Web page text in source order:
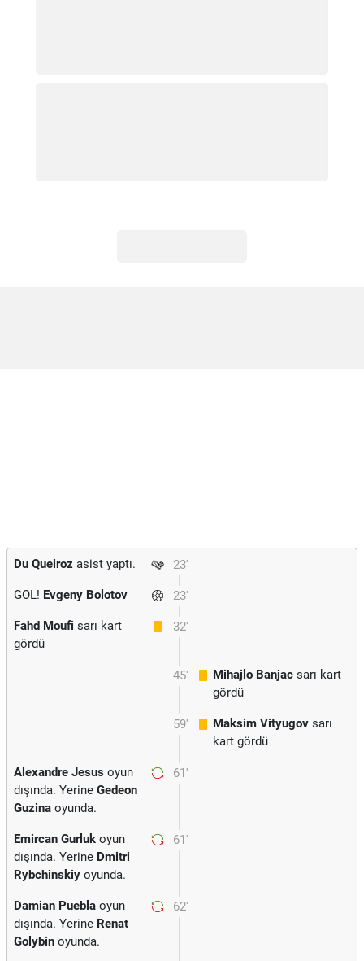
23'
Du Queiroz asist yaptı.
23'
GOL! Evgeny Bolotov
32'
Fahd Moufi sarı kart
gördü
45' Mihajlo Banjac sarı kart
gördü
59' Maksim Vityugov sarı
kart gördü
61'
Alexandre Jesus oyun
dışında. Yerine Gedeon
Guzina oyunda.
61'
Emircan Gurluk oyun
dışında. Yerine Dmitri
Rybchinskiy oyunda.
62'
Damian Puebla oyun
dışında. Yerine Renat
Golybin oyunda.